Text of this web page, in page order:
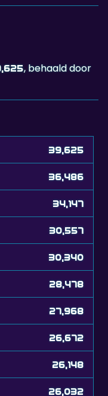
36,486
34,147
30,557
30,340
28,478
27,968
26,672
26,148
26,032
25,867